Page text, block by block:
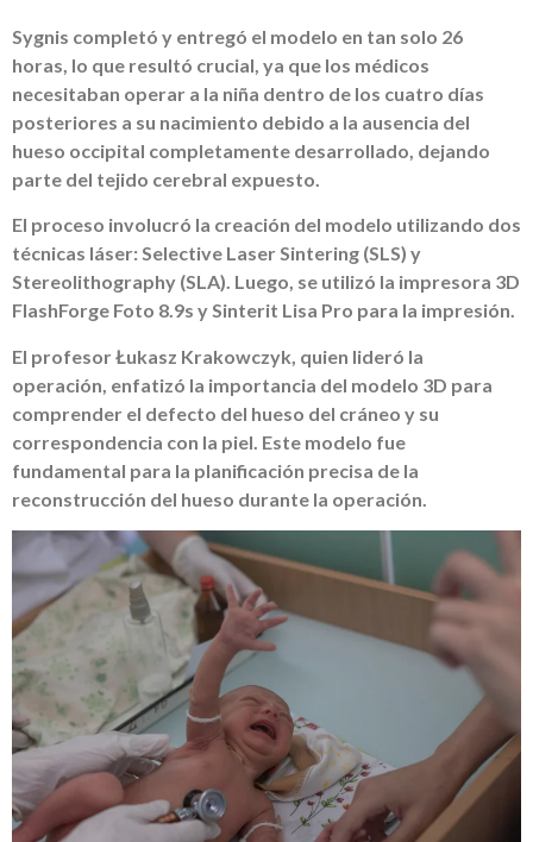
Sygnis completó y entregó el modelo en tan solo 26
horas, lo que resultó crucial, ya que los médicos
necesitaban operar a la niña dentro de los cuatro días
posteriores a su nacimiento debido a la ausencia del
hueso occipital completamente desarrollado, dejando
parte del tejido cerebral expuesto.
El proceso involucró la creación del modelo utilizando dos
técnicas láser: Selective Laser Sintering (SLS) y
Stereolithography (SLA). Luego, se utilizó la impresora 3D
FlashForge Foto 8.9s y Sinterit Lisa Pro para la impresión.
El profesor Łukasz Krakowczyk, quien lideró la
operación, enfatizó la importancia del modelo 3D para
comprender el defecto del hueso del cráneo y su
correspondencia con la piel. Este modelo fue
fundamental para la planificación precisa de la
reconstrucción del hueso durante la operación.